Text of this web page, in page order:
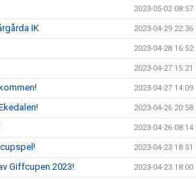
2023-05-02 08:57
IK 2023-04-29 22:36
2023-04-28 16:52
2023-04-27 15:21
2023-04-27 14:09
2023-04-26 20:58
2023-04-26 08:14
2023-04-23 18:51
Giffcupen 2023! 2023-04-23 18:00